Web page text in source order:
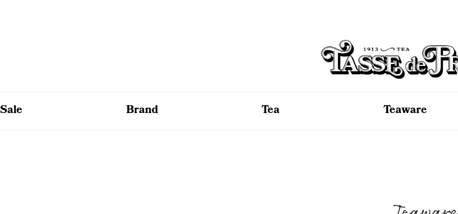
Sale Brand Tea Teaware